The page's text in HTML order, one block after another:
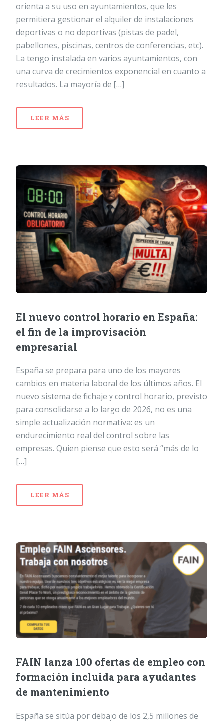
orienta a su uso en ayuntamientos, que les
permitiera gestionar el alquiler de instalaciones
deportivas o no deportivas (pistas de padel,
pabellones, piscinas, centros de conferencias, etc).
La tengo instalada en varios ayuntamientos, con
una curva de crecimientos exponencial en cuanto a
resultados. La mayoría de […]
LEER MÁS
El nuevo control horario en España:
el fin de la improvisación
empresarial
España se prepara para uno de los mayores
cambios en materia laboral de los últimos años. El
nuevo sistema de fichaje y control horario, previsto
para consolidarse a lo largo de 2026, no es una
simple actualización normativa: es un
endurecimiento real del control sobre las
empresas. Quien piense que esto será “más de lo
[…]
LEER MÁS
FAIN lanza 100 ofertas de empleo con
formación incluida para ayudantes
de mantenimiento
España se sitúa por debajo de los 2,5 millones de